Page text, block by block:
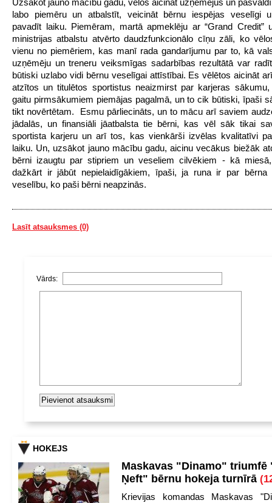
Uzsākot jauno mācību gadu, vēlos aicināt uzņēmējus un
labo piemēru un atbalstīt, veicināt bērnu iespējas veselīgi
pavadīt laiku. Piemēram, martā apmeklēju ar “Grand Credit”
ministrijas atbalstu atvērto daudzfunkcionālo cīņu zāli, ko
vienu no piemēriem, kas manī rada gandarījumu par to, kā
uzņēmēju un treneru veiksmīgas sadarbības rezultātā var
būtiski uzlabo vidi bērnu veselīgai attīstībai. Es vēlētos aicināt
atzītos un titulētos sportistus neaizmirst par karjeras
gaitu pirmsākumiem piemājas pagalmā, un to cik būtiski, īpaši
tikt novērtētam. Esmu pārliecināts, un to mācu arī saviem
jādalās, un finansiāli jāatbalsta tie bērni, kas vēl sāk tikai
sportista karjeru un arī tos, kas vienkārši izvēlas kvalitatīvi
laiku. Un, uzsākot jauno mācību gadu, aicinu vecākus biežāk
bērni izaugtu par stipriem un veseliem cilvēkiem - kā
dažkārt ir jābūt nepielaidīgākiem, īpaši, ja runa ir par bērna
veselību, ko paši bērni neapzinās.
Lasīt atsauksmes (0)
Vārds:
HOKEJS
Maskavas "Dinamo" triumfē
Ņeft" bērnu hokeja turnīrā
Krievijas komandas Maskavas